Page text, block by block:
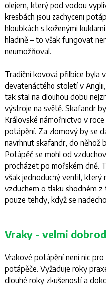
olejem, který pod vodou
kresbách jsou zachyceni
hloubkách s koženými
hladině – to však fungovat
neumožňoval.
Tradiční kovová přilbice byla
devatenáctého století v
tak stal na dlouhou dobu
výstroje na světě. Skafandr
Královské námořnictvo v
potápění. Za zlomový by se
navrhnut skafandr, do něhož
Potápěč se mohl od
procházet po mořském dně.
však jednoduchý ventil, který
vzduchem o tlaku shodném
pouze tehdy, když se
Vraky - velmi
Vrakové potápění není nic
potápěče. Vyžaduje roky
dlouhé roky zkušeností a